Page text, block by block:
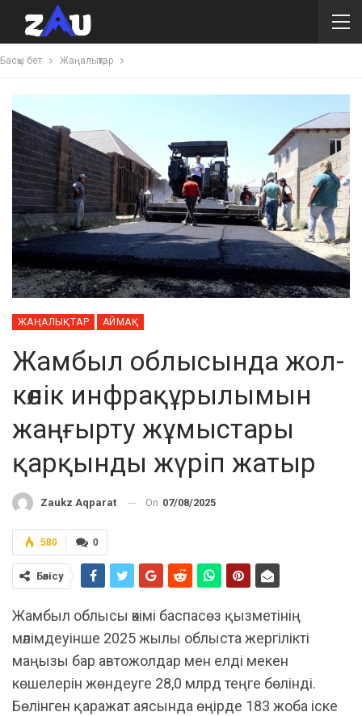
Басқы бет Жаңалықтар
ЖАҢАЛЫҚТАР АЙМАҚ
Жамбыл облысында жол-
көлік инфрақұрылымын
жаңғырту жұмыстары
қарқынды жүріп жатыр
Zaukz Aqparat On 07/08/2025
0
580
Бөлісу
Жамбыл облысы әкімі баспасөз қызметінің
мәлімдеуінше 2025 жылы облыста жергілікті
маңызы бар автожолдар мен елді мекен
көшелерін жөндеуге 28,0 млрд теңге бөлінді.
Бөлінген қаражат аясында өңірде 183 жоба іске